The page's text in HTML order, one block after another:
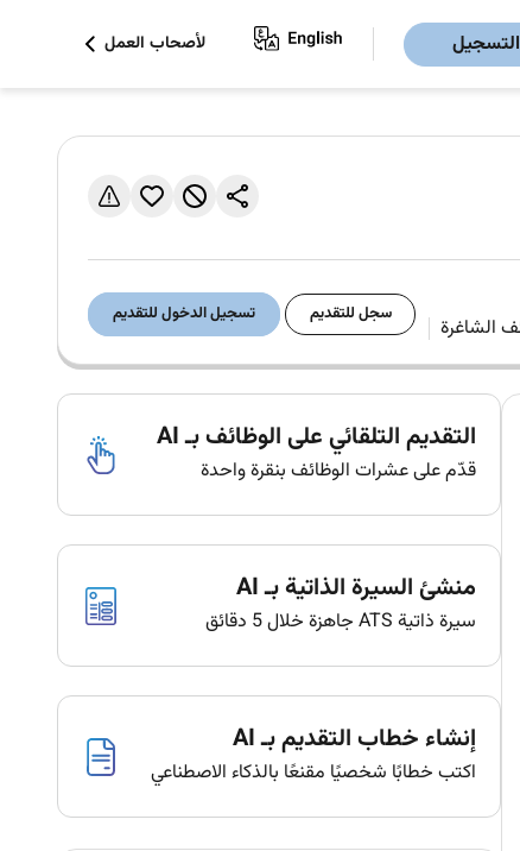
التسجيل لأصحاب العمل
سجل للتقديم تسجيل الدخول للتقديم
التقديم التلقائي على الوظائف بـ AI
قدّم على عشرات الوظائف بنقرة واحدة
منشئ السيرة الذاتية بـ AI
سيرة ذاتية ATS جاهزة خلال 5 دقائق
إنشاء خطاب التقديم بـ AI
اكتب خطابًا شخصيًا مقنعًا بالذكاء الاصطناعي